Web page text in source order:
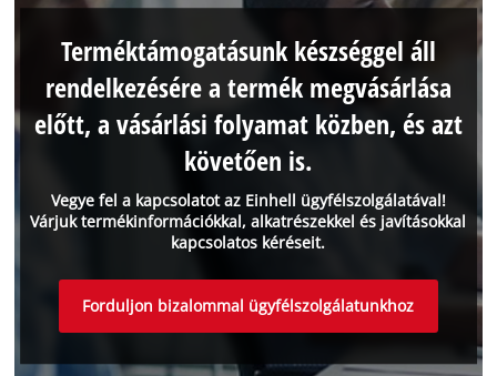
Vegye fel a kapcsolatot az Einhell ügyfélszolgálatával!
Várjuk termékinformációkkal, alkatrészekkel és javításokkal
kapcsolatos kéréseit.
Terméktámogatásunk készséggel áll
rendelkezésére a termék megvásárlása
előtt, a vásárlási folyamat közben, és azt
követően is.
Forduljon bizalommal ügyfélszolgálatunkhoz